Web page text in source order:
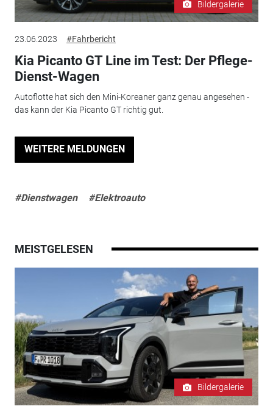
Bildergalerie
23.06.2023 #Fahrbericht
Kia Picanto GT Line im Test: Der Pflege-
Dienst-Wagen
Autoflotte hat sich den Mini-Koreaner ganz genau angesehen -
das kann der Kia Picanto GT richtig gut.
WEITERE MELDUNGEN
#Dienstwagen #Elektroauto
MEISTGELESEN
Bildergalerie